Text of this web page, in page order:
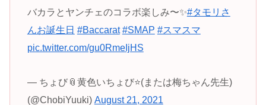
バカラとヤンチェのコラボ楽しみ〜✨#タモリさ
んお誕生日 #Baccarat #SMAP #スマスマ
pic.twitter.com/gu0RmeIjHS
— ちょび📎黄色いちょび⭐️(または梅ちゃん先生)
(@ChobiYuuki) August 21, 2021